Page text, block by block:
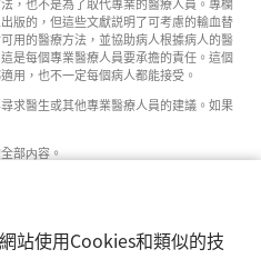
站使用Cookies和類似的技
版的，但這些文獻説明了可考慮的輸血替
用的醫療方法，並協助病人根據病人的醫
是每個專業醫療人員要承擔的責任。這個
用，也不一定每個病人都能接受。
求醫生或其他專業醫療人員的建議。如果
部内容。